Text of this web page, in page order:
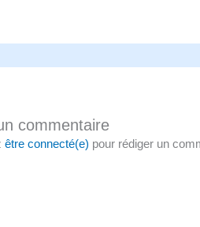
commentaire
être connecté(e) pour rédiger un